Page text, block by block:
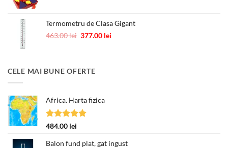
Termometru de Clasa Gigant
463.00lei Prețul
463.00 lei.
377.00 lei
CELE MAI BUNE OFERTE
Africa. Harta fizica
Evaluat la
484.00 lei
Balon fund plat, gat ingust